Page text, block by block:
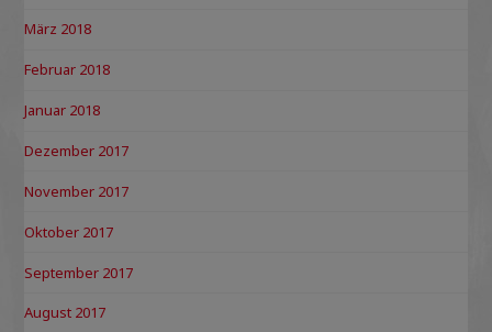
März 2018
Februar 2018
Januar 2018
Dezember 2017
November 2017
Oktober 2017
September 2017
August 2017